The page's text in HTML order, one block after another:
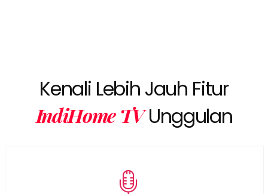
Kenali Lebih Jauh Fitur
IndiHome TVUnggulan